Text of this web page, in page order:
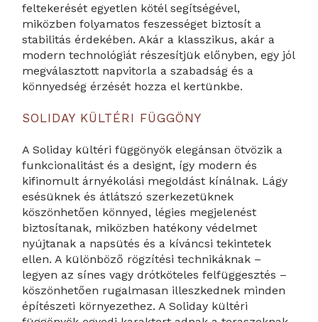
feltekerését egyetlen kötél segítségével,
miközben folyamatos feszességet biztosít a
stabilitás érdekében. Akár a klasszikus, akár a
modern technológiát részesítjük előnyben, egy jól
megválasztott napvitorla a szabadság és a
könnyedség érzését hozza el kertünkbe.
SOLIDAY KÜLTÉRI FÜGGÖNY
A Soliday kültéri függönyök elegánsan ötvözik a
funkcionalitást és a designt, így modern és
kifinomult árnyékolási megoldást kínálnak. Lágy
esésüknek és átlátszó szerkezetüknek
köszönhetően könnyed, légies megjelenést
biztosítanak, miközben hatékony védelmet
nyújtanak a napsütés és a kíváncsi tekintetek
ellen. A különböző rögzítési technikáknak –
legyen az sínes vagy drótköteles felfüggesztés –
köszönhetően rugalmasan illeszkednek minden
építészeti környezethez. A Soliday kültéri